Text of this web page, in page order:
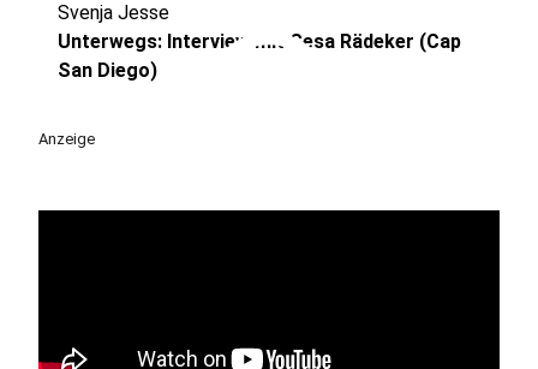
play_circle
Svenja Jesse
Unterwegs: Interview mit Gesa Rädeker (Cap
San Diego)
Anzeige